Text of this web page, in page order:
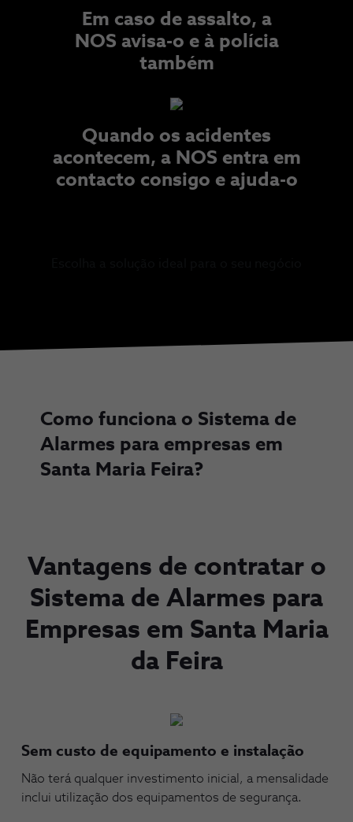
Em caso de assalto, a
NOS avisa-o e à polícia
também​
Quando os acidentes
acontecem, a NOS entra em
contacto consigo e ajuda-o
Como funciona o Sistema de
Alarmes para empresas em
Santa Maria Feira?
Vantagens de contratar o
Sistema de Alarmes para
Empresas em Santa Maria
da Feira
Sem custo de equipamento e instalação
Não terá qualquer investimento inicial, a mensalidade
inclui utilização dos equipamentos de segurança.